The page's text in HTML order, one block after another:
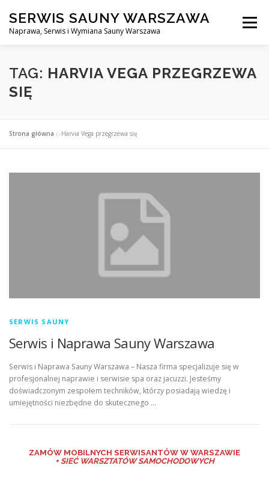
treści
SERWIS SAUNY WARSZAWA
Naprawa, Serwis i Wymiana Sauny Warszawa
Menu
SERWIS DO SAUNY WARSZAWA BLOG KONTAKT
TAG: HARVIA VEGA PRZEGRZEWA
SIĘ
Strona główna »Harvia Vega przegrzewa się
SERWIS SAUNY
Serwis i Naprawa Sauny Warszawa
Serwis i Naprawa Sauny Warszawa – Nasza firma specjalizuje się w
profesjonalnej naprawie i serwisie spa oraz jacuzzi. Jesteśmy
doświadczonym zespołem techników, którzy posiadają wiedzę i
umiejętności niezbędne do skutecznego …
ZAMÓW MOBILNYCH SERWISANTÓW W WARSZAWIE
+ SIEĆ WARSZTATÓW SAMOCHODOWYCH